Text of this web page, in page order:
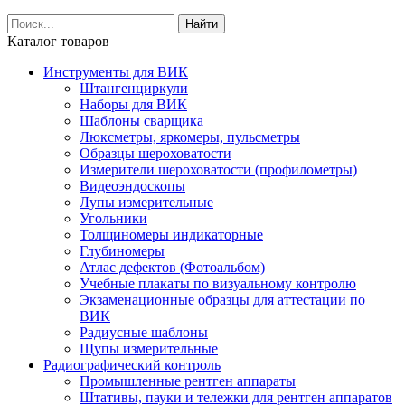
Найти
Каталог товаров
Инструменты для ВИК
Штангенциркули
Наборы для ВИК
Шаблоны сварщика
Люксметры, яркомеры, пульсметры
Образцы шероховатости
Измерители шероховатости (профилометры)
Видеоэндоскопы
Лупы измерительные
Угольники
Толщиномеры индикаторные
Глубиномеры
Атлас дефектов (Фотоальбом)
Учебные плакаты по визуальному контролю
Экзаменационные образцы для аттестации по
ВИК
Радиусные шаблоны
Щупы измерительные
Радиографический контроль
Промышленные рентген аппараты
Штативы, пауки и тележки для рентген аппаратов